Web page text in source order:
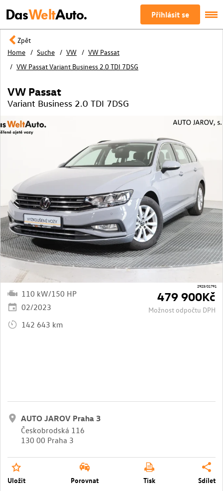
DasWeltAuto. Přihlásit se
Zpět
Home
Suche VW
VW Passat
VW Passat Variant Business 2.0 TDI 7DSG
2923/01791
VW Passat
Variant Business 2.0 TDI 7DSG
110 kW/150 HP
02/2023
142 643 km
479 900Kč
Možnost odpočtu DPH
AUTO JAROV Praha 3
Českobrodská 116
130 00 Praha 3
Uložit Porovnat Tisk Sdílet